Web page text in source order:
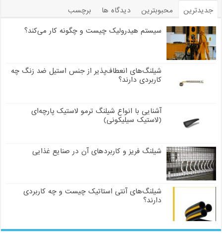
جدیدترین محبوبترین دیدگاه ها
برچسب
سیستم هیدرولیک چیست و چگونه کار می‌کند؟
شیلنگ‌های انعطاف‌پذیر از جنس استیل ضد زنگ چه
کاربردی دارند؟
آشنایی با انواع شیلنگ ترمو لاستیک پارچه‌ای
(لاستیک سیلیکونی)
شیلنگ فریز و کاربردهای آن در صنایع غذایی
شیلنگ‌های آنتی استاتیک چیست و چه کاربردی
دارند؟